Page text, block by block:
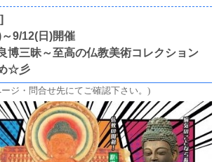
]
9/12(日)開催
博三昧～至高の仏教美術コレクション
☆彡
ジ・問合せ先にてご確認下さい。)